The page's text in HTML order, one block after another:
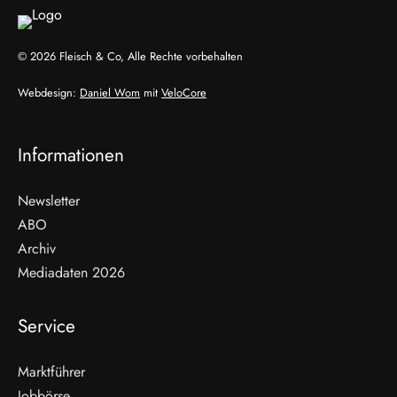
© 2026 Fleisch & Co, Alle Rechte vorbehalten
Webdesign: Daniel Wom mit VeloCore
Informationen
Newsletter
ABO
Archiv
Mediadaten 2026
Service
Marktführer